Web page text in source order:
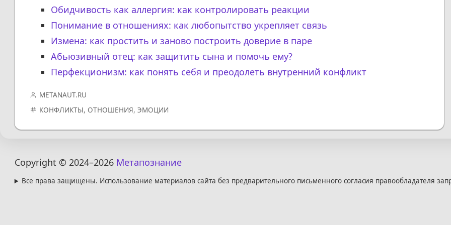
Обидчивость как аллергия: как контролировать реакции
Понимание в отношениях: как любопытство укрепляет связь
Измена: как простить и заново построить доверие в паре
Абьюзивный отец: как защитить сына и помочь ему?
Перфекционизм: как понять себя и преодолеть внутренний конфликт
METANAUT.RU
КОНФЛИКТЫ, ОТНОШЕНИЯ,ЭМОЦИИ
Copyright © 2024–2026 Метапознание
Все права защищены. Использование материалов сайта без предварительного письменного согласия правообладателя